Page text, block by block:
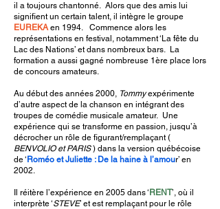
il a toujours chantonné. Alors que des amis lui
signifient un certain talent, il intègre le groupe
EUREKAen 1994. Commence alors les
représentations en festival, notamment ‘La fête du
Lac des Nations’ et dans nombreux bars. La
formation a aussi gagné nombreuse 1ère place lors
de concours amateurs.
Au début des années 2000, Tommyexpérimente
d’autre aspect de la chanson en intégrant des
troupes de comédie musicale amateur. Une
expérience qui se transforme en passion, jusqu’à
décrocher un rôle de figurant/remplaçant (
BENVOLIO et PARIS) dans la version québécoise
de ‘ Roméo et Juliette : De la haine à l’amour’ en
2002.
Il réitère l’expérience en 2005 dans ‘ RENT’, où il
interprète ‘STEVE’ et est remplaçant pour le rôle